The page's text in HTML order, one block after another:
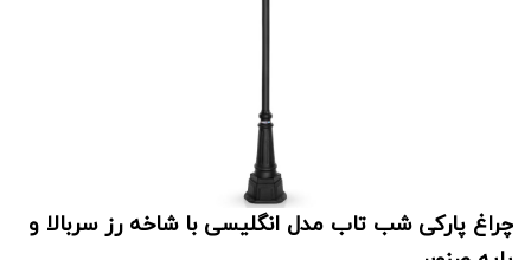
چراغ پارکی شب تاب مدل انگلیسی با شاخه رز سربالا و